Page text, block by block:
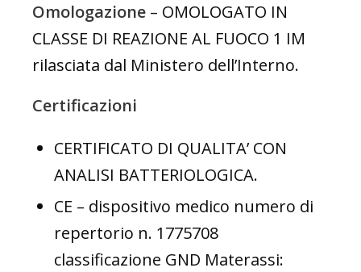
Omologazione – OMOLOGATO IN
CLASSE DI REAZIONE AL FUOCO 1 IM
rilasciata dal Ministero dell’Interno.
Certificazioni
CERTIFICATO DI QUALITA’ CON
ANALISI BATTERIOLOGICA.
CE – dispositivo medico numero di
repertorio n. 1775708
classificazione GND Materassi: